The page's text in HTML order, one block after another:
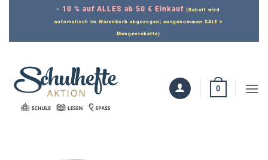
- 10 % auf ALLES ab 50 € Einkauf (Rabatt wird
automatisch im Warenkorb abgezogen; ausgenommen SALE +
Mengenrabatte)
0